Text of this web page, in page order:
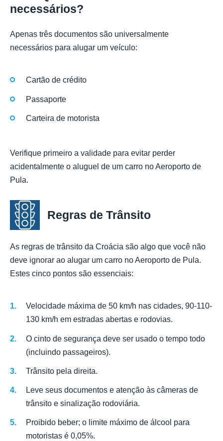
necessários?
Apenas três documentos são universalmente
necessários para alugar um veículo:
Cartão de crédito
Passaporte
Carteira de motorista
Verifique primeiro a validade para evitar perder
acidentalmente o aluguel de um carro no Aeroporto de
Pula.
Regras de Trânsito
As regras de trânsito da Croácia são algo que você não
deve ignorar ao alugar um carro no Aeroporto de Pula.
Estes cinco pontos são essenciais:
Velocidade máxima de 50 km/h nas cidades, 90-110-
130 km/h em estradas abertas e rodovias.
O cinto de segurança deve ser usado o tempo todo
(incluindo passageiros).
Trânsito pela direita.
Leve seus documentos e atenção às câmeras de
trânsito e sinalização rodoviária.
Proibido beber; o limite máximo de álcool para
motoristas é 0,05%.